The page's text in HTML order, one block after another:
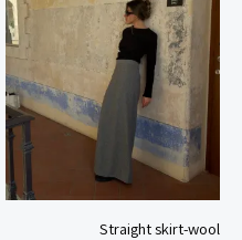
Straight skirt-wool
ניתן
לבחור
האפשרויות
בעמוד